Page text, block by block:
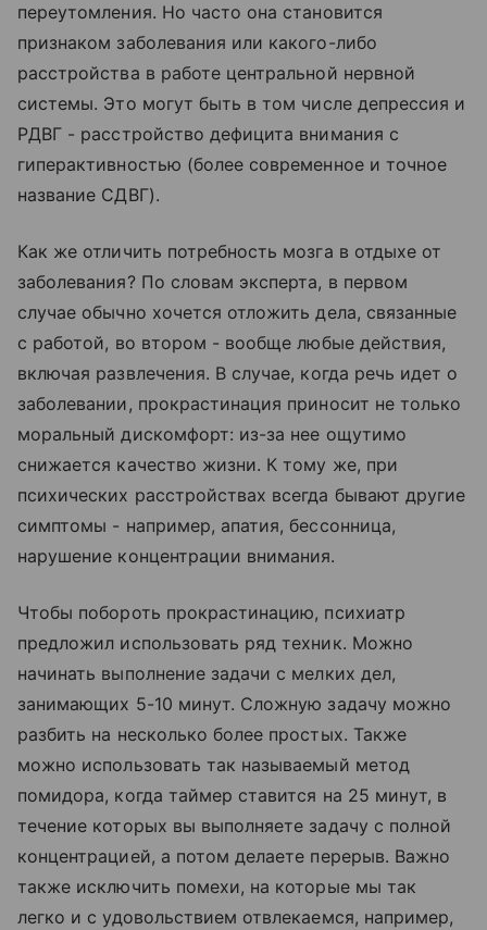
переутомления. Но часто она становится
признаком заболевания или какого-либо
расстройства в работе центральной нервной
системы. Это могут быть в том числе депрессия и
РДВГ - расстройство дефицита внимания с
гиперактивностью (более современное и точное
название СДВГ).
Как же отличить потребность мозга в отдыхе от
заболевания? По словам эксперта, в первом
случае обычно хочется отложить дела, связанные
с работой, во втором - вообще любые действия,
включая развлечения. В случае, когда речь идет о
заболевании, прокрастинация приносит не только
моральный дискомфорт: из-за нее ощутимо
снижается качество жизни. К тому же, при
психических расстройствах всегда бывают другие
симптомы - например, апатия, бессонница,
нарушение концентрации внимания.
Чтобы побороть прокрастинацию, психиатр
предложил использовать ряд техник. Можно
начинать выполнение задачи с мелких дел,
занимающих 5-10 минут. Сложную задачу можно
разбить на несколько более простых. Также
можно использовать так называемый метод
помидора, когда таймер ставится на 25 минут, в
течение которых вы выполняете задачу с полной
концентрацией, а потом делаете перерыв. Важно
также исключить помехи, на которые мы так
легко и с удовольствием отвлекаемся, например,